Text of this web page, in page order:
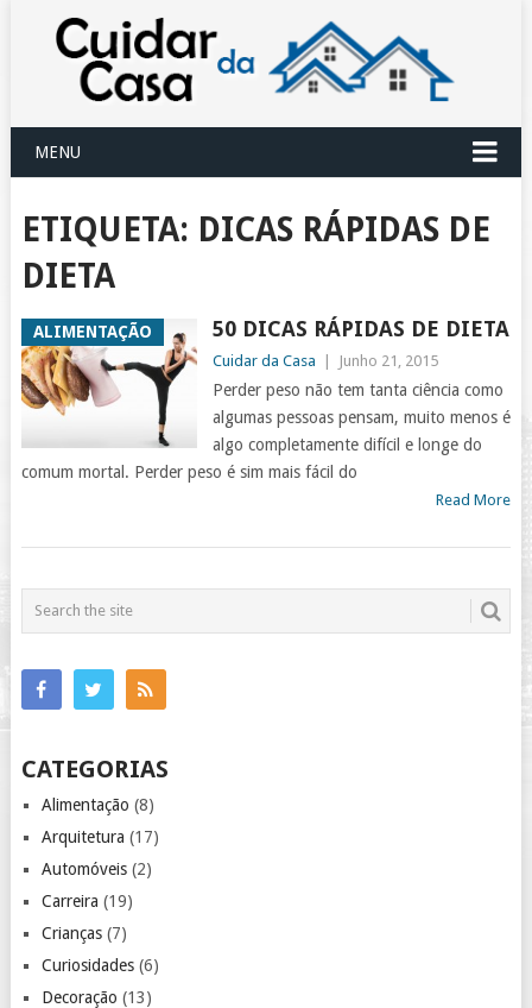
MENU
ETIQUETA: DICAS RÁPIDAS DE
DIETA
ALIMENTAÇÃO 50 DICAS RÁPIDAS DE DIETA
Cuidar da Casa Junho 21, 2015
Perder peso não tem tanta ciência como
algumas pessoas pensam, muito menos é
algo completamente difícil e longe do
comum mortal. Perder peso é sim mais fácil do
Read More
CATEGORIAS
Alimentação (8)
Arquitetura (17)
Automóveis(2)
Carreira (19)
Crianças(7)
Curiosidades(6)
Decoração (13)